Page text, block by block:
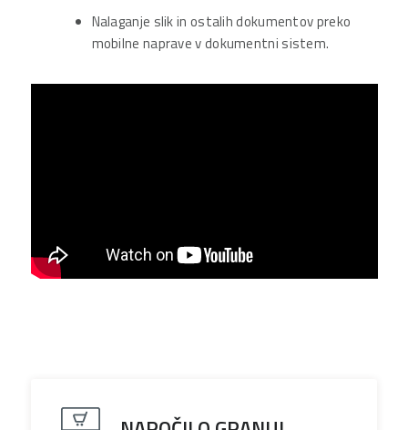
Nalaganje slik in ostalih dokumentov preko
mobilne naprave v dokumentni sistem.